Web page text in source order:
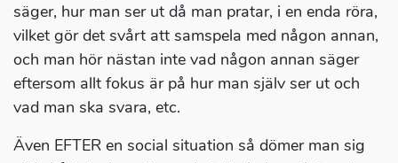
säger, hur man ser ut då man pratar, i en enda röra,
vilket gör det svårt att samspela med någon annan,
och man hör nästan inte vad någon annan säger
eftersom allt fokus är på hur man själv ser ut och
vad man ska svara, etc.
Även EFTER en social situation så dömer man sig